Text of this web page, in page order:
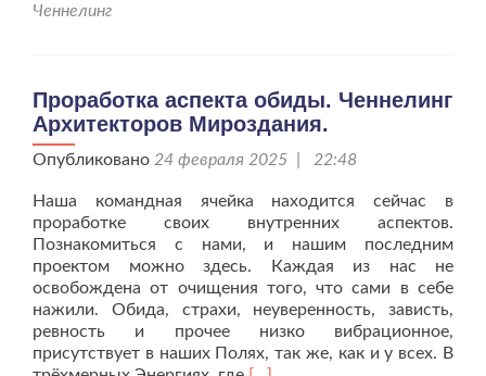
Ченнелинг
Проработка аспекта обиды. Ченнелинг
Архитекторов Мироздания.
Опубликовано 24 февраля 2025 | 22:48
Наша командная ячейка находится сейчас в
проработке своих внутренних аспектов.
Познакомиться с нами, и нашим последним
проектом можно здесь. Каждая из нас не
освобождена от очищения того, что сами в себе
нажили. Обида, страхи, неуверенность, зависть,
ревность и прочее низко вибрационное,
присутствует в наших Полях, так же, как и у всех. В